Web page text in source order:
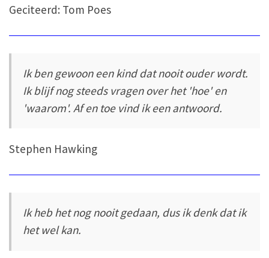
Geciteerd: Tom Poes
Ik ben gewoon een kind dat nooit ouder wordt.
Ik blijf nog steeds vragen over het 'hoe' en
'waarom'. Af en toe vind ik een antwoord.
Stephen Hawking
Ik heb het nog nooit gedaan, dus ik denk dat ik
het wel kan.